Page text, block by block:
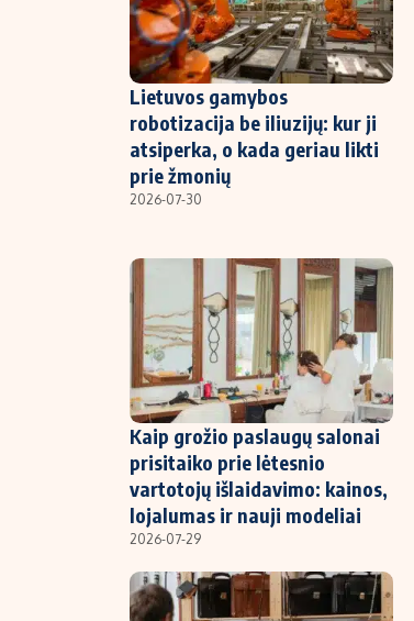
Lietuvos gamybos
robotizacija be iliuzijų: kur ji
atsiperka, o kada geriau likti
prie žmonių
2026-07-30
Kaip grožio paslaugų salonai
prisitaiko prie lėtesnio
vartotojų išlaidavimo: kainos,
lojalumas ir nauji modeliai
2026-07-29